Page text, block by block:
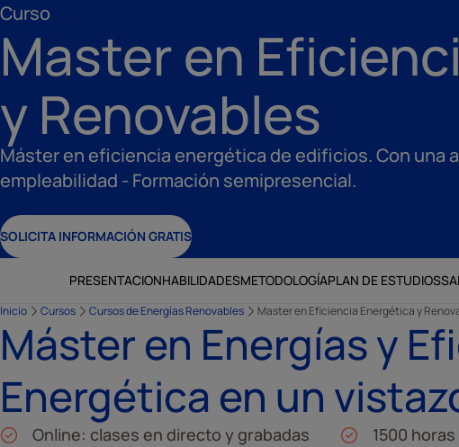
Curso
Master en
y Renovables
Máster en eficiencia energética de edificios. Con una
empleabilidad - Formación semipresencial.
SOLICITA INFORMACIÓN GRATIS
PRESENTACIONHABILIDADESMETODOLOGÍAPLAN DE ESTUDIOS
Inicio Cursos Cursos de Energías Renovables Master en Eficiencia Energética y
Máster en Energías y
Energética en un
Online: clases en directo y grabadas
1500 horas